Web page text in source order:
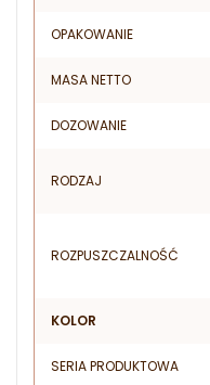
OPAKOWANIE
MASA NETTO
DOZOWANIE
RODZAJ
ROZPUSZCZALNOŚĆ
KOLOR
SERIA PRODUKTOWA